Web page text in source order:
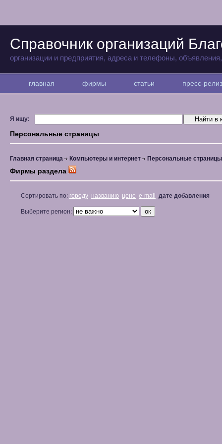
Справочник организаций
организации и предприятия, адреса и телефоны,
главная фирмы статьи пресс-
Я ищу:
Персональные страницы
Главная страница Компьютеры и интернет Персональные страницы
Фирмы раздела
Сортировать по: городу названию цене e-mail дате добавления
Выберите регион: